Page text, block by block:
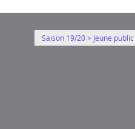
Saison 19/20> Jeune public